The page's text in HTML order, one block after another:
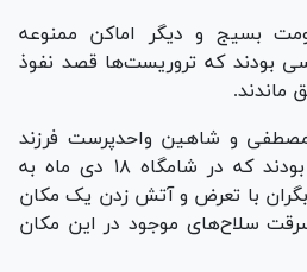
بسیج و دیگر اماکن ممنوعه
بودند که تروریست‌ها قصد نفوذ
ماندند.
مصطفی و شاهین واحدپرست فرزند
غلامرضا از عناصر دشمن بودند که در شامگاه ۱۸ دی ماه به
با تعرض و آتش زدن یک مکان
سلاح‌های موجود در این مکان